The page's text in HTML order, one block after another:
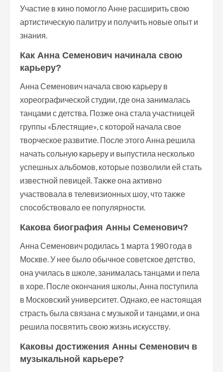
Участие в кино помогло Анне расширить свою
артистическую палитру и получить новые опыт и
знания.
Как Анна Семенович начинала свою
карьеру?
Анна Семенович начала свою карьеру в
хореографической студии, где она занималась
танцами с детства. Позже она стала участницей
группы «Блестящие», с которой начала свое
творческое развитие. После этого Анна решила
начать сольную карьеру и выпустила несколько
успешных альбомов, которые позволили ей стать
известной певицей. Также она активно
участвовала в телевизионных шоу, что также
способствовало ее популярности.
Какова биография Анны Семенович?
Анна Семенович родилась 1 марта 1980 года в
Москве. У нее было обычное советское детство,
она училась в школе, занималась танцами и пела
в хоре. После окончания школы, Анна поступила
в Московский университет. Однако, ее настоящая
страсть была связана с музыкой и танцами, и она
решила посвятить свою жизнь искусству.
Каковы достижения Анны Семенович в
музыкальной карьере?